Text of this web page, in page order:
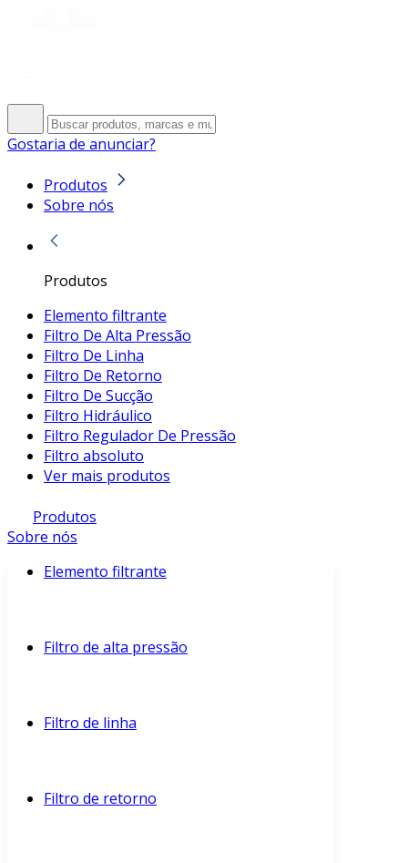
Gostaria de anunciar?
Produtos
Sobre nós
Produtos
Elemento filtrante
Filtro De Alta Pressão
Filtro De Linha
Filtro De Retorno
Filtro De Sucção
Filtro Hidráulico
Filtro Regulador De Pressão
Filtro absoluto
Ver mais produtos
Produtos
Sobre nós
Elemento filtrante
Filtro de alta pressão
Filtro de linha
Filtro de retorno